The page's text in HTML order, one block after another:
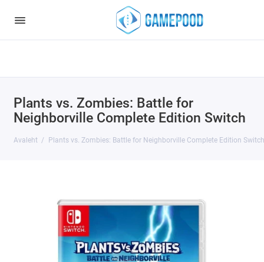
: Undefined index: HTTP_ACCEPT_LANGUAGE in
/var/www/virt98583/data/www/gamepood.ee/catalog/controller/
Plants vs. Zombies: Battle for
Neighborville Complete Edition Switch
Avaleht Plants vs. Zombies: Battle for Neighborville Complete Edition Switch